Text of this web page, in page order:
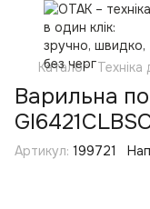
Каталог Техніка
Варильна
Артикул: 199721